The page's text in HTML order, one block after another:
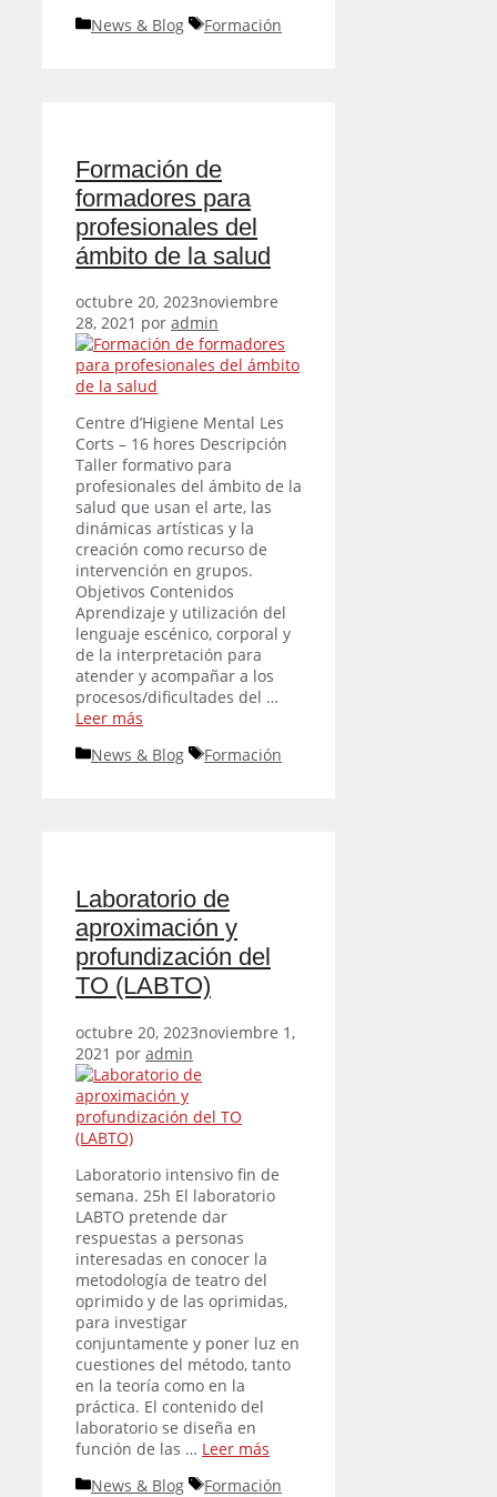
Categorías
News & Blog Etiquetas
Formación
Formación de
formadores para
profesionales del
ámbito de la salud
octubre 20, 2023noviembre
28, 2021 por admin
Centre d’Higiene Mental Les
Corts – 16 hores Descripción
Taller formativo para
profesionales del ámbito de la
salud que usan el arte, las
dinámicas artísticas y la
creación como recurso de
intervención en grupos.
Objetivos Contenidos
Aprendizaje y utilización del
lenguaje escénico, corporal y
de la interpretación para
atender y acompañar a los
procesos/dificultades del …
Leer más
Categorías
News & Blog Etiquetas
Formación
Laboratorio de
aproximación y
profundización del
TO (LABTO)
octubre 20, 2023noviembre 1,
2021 por admin
Laboratorio intensivo fin de
semana. 25h El laboratorio
LABTO pretende dar
respuestas a personas
interesadas en conocer la
metodología de teatro del
oprimido y de las oprimidas,
para investigar
conjuntamente y poner luz en
cuestiones del método, tanto
en la teoría como en la
práctica. El contenido del
laboratorio se diseña en
función de las … Leer más
Categorías
News & Blog Etiquetas
Formación